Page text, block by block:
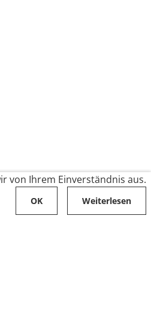
von Ihrem Einverständnis aus.
OK Weiterlesen